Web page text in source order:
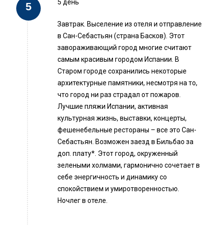
5 день
Завтрак. Выселение из отеля и отправление
в Сан-Себастьян (страна Басков). Этот
завораживающий город многие считают
самым красивым городом Испании. В
Старом городе сохранились некоторые
архитектурные памятники, несмотря на то,
что город ни раз страдал от пожаров.
Лучшие пляжи Испании, активная
культурная жизнь, выставки, концерты,
фешенебельные рестораны – все это Сан-
Себастьян. Возможен заезд в Бильбао за
доп. плату*. Этот город, окруженный
зелеными холмами, гармонично сочетает в
себе энергичность и динамику со
спокойствием и умиротворенностью.
Ночлег в отеле.